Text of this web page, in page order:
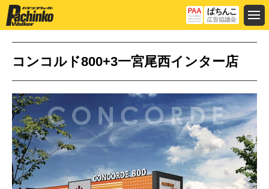
コンコルド800+3一宮尾西インター店